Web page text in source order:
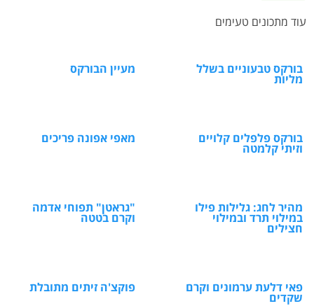
עוד מתכונים טעימים
בורקס טבעוניים בשלל
מליות
מעיין הבורקס
בורקס פלפלים קלויים
וזיתי קלמטה
מאפי אפונה פריכים
מהיר לחג: גלילות פילו
במילוי תרד ובמילוי
חצילים
"גראטן" תפוחי אדמה
וקרם בטטה
פאי דלעת ערמונים וקרם
שקדים
פוקצ'ה זיתים מתובלת